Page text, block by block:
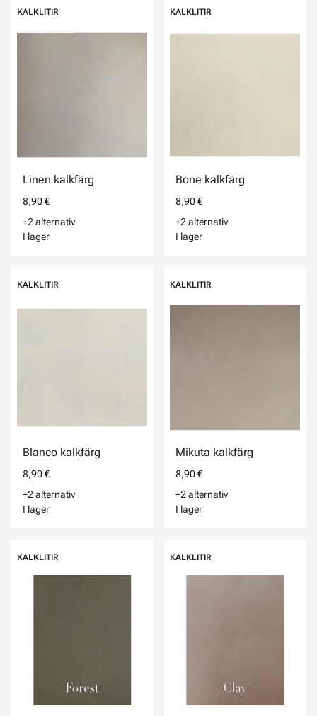
KALKLITIR
Linen kalkfärg
8,90 €
+2 alternativ
I lager
KALKLITIR
Bone kalkfärg
8,90 €
+2 alternativ
I lager
KALKLITIR
Blanco kalkfärg
8,90 €
+2 alternativ
I lager
KALKLITIR
Mikuta kalkfärg
8,90 €
+2 alternativ
I lager
KALKLITIR KALKLITIR